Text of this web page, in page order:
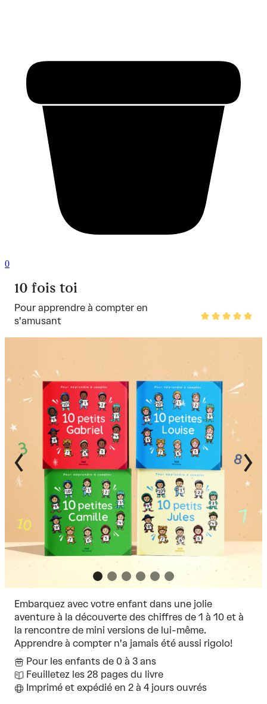
0
10 fois toi
Pour apprendre à compter en
s'amusant
Rated
Embarquez avec votre enfant dans une jolie
aventure à la découverte des chiffres de 1 à 10 et à
la rencontre de mini versions de lui-même.
Apprendre à compter n'a jamais été aussi rigolo!
Pour les enfants de 0 à 3 ans
Feuilletez les 28 pages du livre
Imprimé et expédié en 2 à 4 jours ouvrés